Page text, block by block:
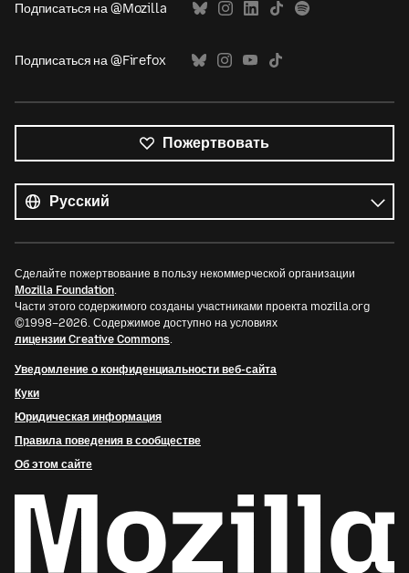
Подписаться на @Mozilla
Подписаться на @Firefox
Пожертвовать
языки
Язык
Сделайте пожертвование в пользу некоммерческой организации
Mozilla Foundation.
Части этого содержимого созданы участниками проекта mozilla.org
©1998–2026. Содержимое доступно на условиях
лицензии Creative Commons.
Уведомление о конфиденциальности веб-сайта
Куки
Юридическая информация
Правила поведения в сообществе
Об этом сайте